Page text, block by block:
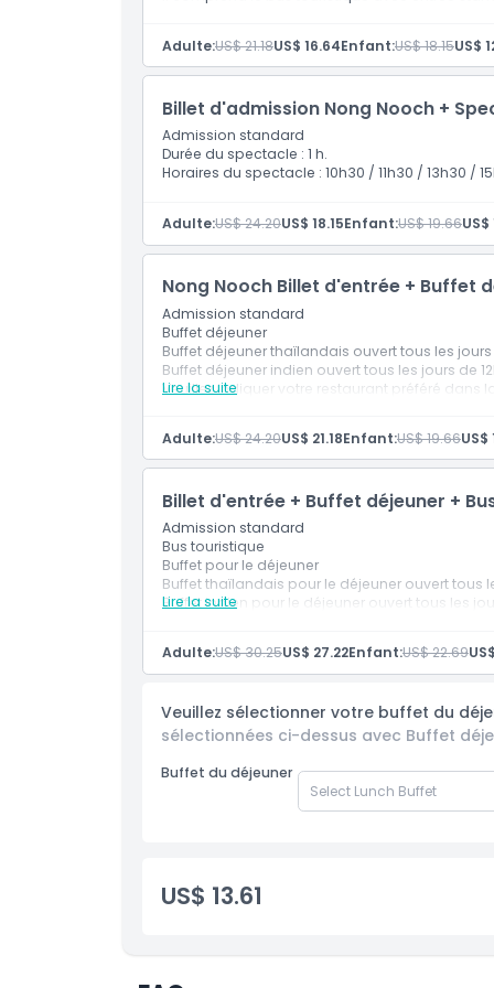
Emplacement
Politique d'annulation
Adulte:US$ 21.18US$ 16.64Enfant:US$ 18.15US$
Billet d'admission Nong Nooch +
Admission standard
Durée du spectacle : 1 h.
Horaires du spectacle : 10h30 / 11h30 / 13h30 /
Adulte:US$ 24.20US$ 18.15Enfant:US$ 19.66US$
Nong Nooch Billet d'entrée +
Admission standard
Buffet déjeuner
Buffet déjeuner thaïlandais ouvert tous les
Buffet déjeuner indien ouvert tous les jours de
Veuillez indiquer votre restaurant préféré dans
Lire la suite
Adulte:US$ 24.20US$ 21.18Enfant:US$ 19.66US$
Billet d'entrée + Buffet déjeuner +
Admission standard
Bus touristique
Buffet pour le déjeuner
Buffet thaïlandais pour le déjeuner ouvert tous
Buffet indien pour le déjeuner ouvert tous les
heure à l'avance avant d'échanger votre bon
Lire la suite
Adulte:US$ 30.25US$ 27.22Enfant:US$ 22.69
Veuillez sélectionner votre buffet du
sélectionnées ci-dessus avec Buffet
Buffet du déjeuner
US$ 13.61